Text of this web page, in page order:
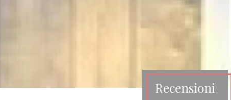
Recensioni